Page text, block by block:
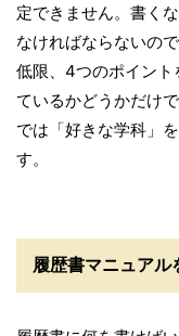
定できません。書く
なければならないの
低限、4つのポイント
ているかどうかだけ
では「好きな学科」
す。
履歴書マニュアル